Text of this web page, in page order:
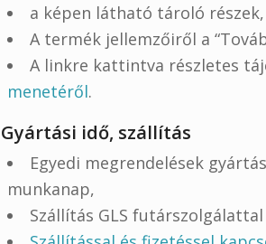
a képen látható tároló
A termék jellemzőiről a
A linkre kattintva részletes
menetéről.
Gyártási idő, szállítás
Egyedi megrendelések
munkanap,
Szállítás GLS